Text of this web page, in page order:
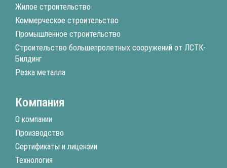
Жилое строительство
Коммерческое строительство
Промышленное строительство
Строительство большепролетных сооружений от ЛСТК-
Билдинг
Резка металла
Компания
О компании
Производство
Сертификаты и лицензии
Технология